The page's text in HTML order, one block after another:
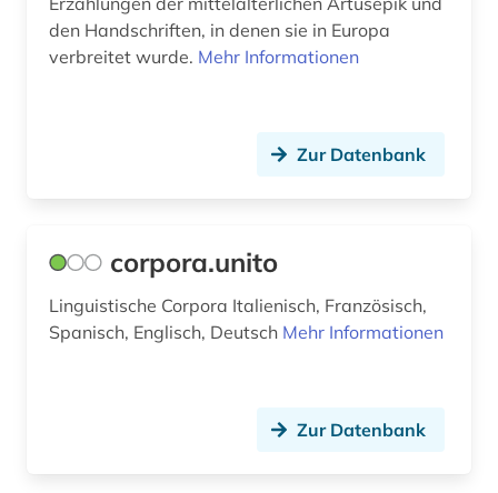
den Handschriften, in denen sie in Europa
verbreitet wurde. Mehr Informationen
Zur Datenbank
corpora.unito
Linguistische Corpora Italienisch, Französisch,
Spanisch, Englisch, Deutsch Mehr Informationen
Zur Datenbank